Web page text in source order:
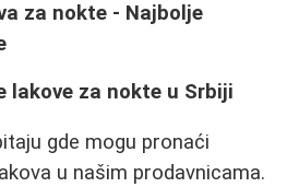
za nokte - Najbolje
lakove za nokte u Srbiji
gde mogu pronaći
u našim prodavnicama.